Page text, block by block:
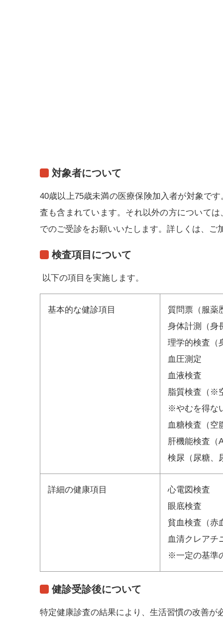
対象者について
40歳以上75歳未満の医療保険加入者が対象で
査も含まれています。それ以外の方について
でのご受診をお願いいたします。詳しくは、
検査項目について
以下の項目を実施します。
基本的な健診項目
質問票（服薬
身体計測（身
理学的検査（
血圧測定
血液検査
脂質検査（※
※やむを得な
血糖検査（空
肝機能検査（
検尿（尿糖、
詳細の健康項目
心電図検査
眼底検査
貧血検査（赤
血清クレアチ
※一定の基準
健診受診後について
特定健康診査の結果により、生活習慣の改善